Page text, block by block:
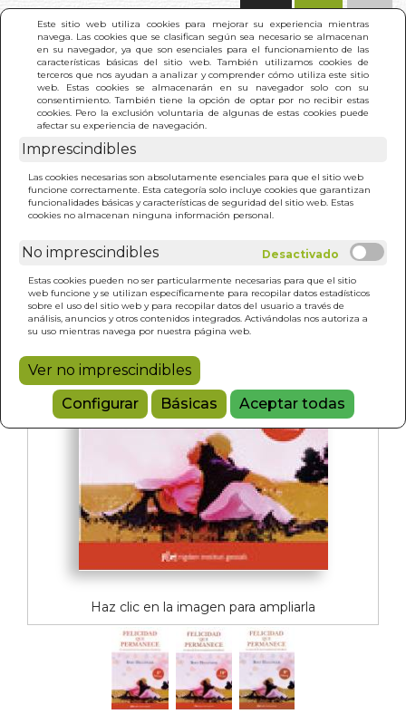
Este sitio web utiliza cookies para mejorar su experiencia mientras
navega. Las cookies que se clasifican según sea necesario se almacenan
en su navegador, ya que son esenciales para el funcionamiento de las
características básicas del sitio web. También utilizamos cookies de
terceros que nos ayudan a analizar y comprender cómo utiliza este sitio
web. Estas cookies se almacenarán en su navegador solo con su
consentimiento. También tiene la opción de optar por no recibir estas
cookies. Pero la exclusión voluntaria de algunas de estas cookies puede
afectar su experiencia de navegación.
Imprescindibles
Las cookies necesarias son absolutamente esenciales para que el sitio web
funcione correctamente. Esta categoría solo incluye cookies que garantizan
funcionalidades básicas y características de seguridad del sitio web. Estas
cookies no almacenan ninguna información personal.
No imprescindibles
Estas cookies pueden no ser particularmente necesarias para que el sitio
web funcione y se utilizan específicamente para recopilar datos estadísticos
sobre el uso del sitio web y para recopilar datos del usuario a través de
análisis, anuncios y otros contenidos integrados. Activándolas nos autoriza a
su uso mientras navega por nuestra página web.
Ver no imprescindibles
Configurar
Básicas Aceptar todas
INICIO > FELICIDAD QUE PERMANECE (N/E)
Haz clic en la imagen para ampliarla